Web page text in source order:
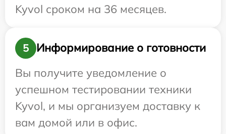
Kyvol сроком на 36 месяцев.
5
Информирование о готовности
Вы получите уведомление о
успешном тестировании техники
Kyvol, и мы организуем доставку к
вам домой или в офис.